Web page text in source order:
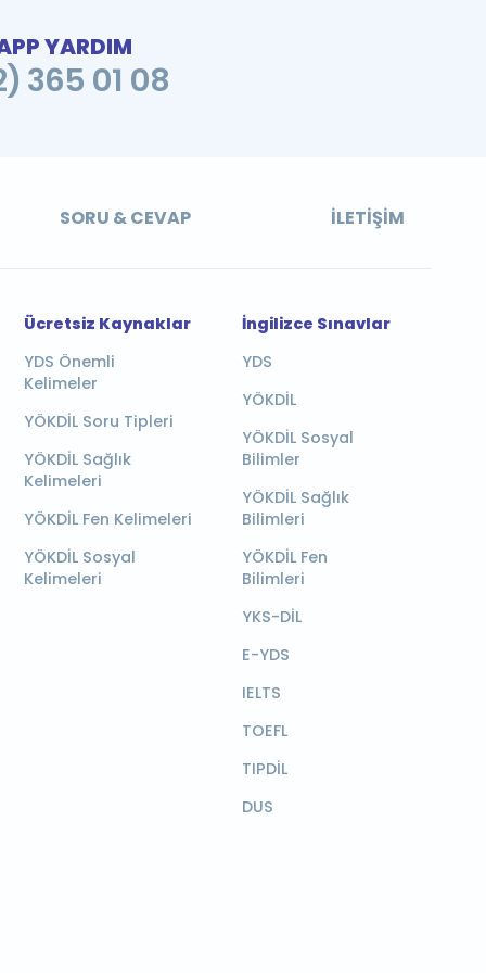
YARDIM
365 01 08
SORU & CEVAP İLETIŞIM
Ücretsiz Kaynaklar
YDS Önemli
Kelimeler
YÖKDİL Soru Tipleri
YÖKDİL Sağlık
Kelimeleri
YÖKDİL Fen Kelimeleri
YÖKDİL Sosyal
Kelimeleri
İngilizce Sınavlar
YDS
YÖKDİL
YÖKDİL Sosyal
Bilimler
YÖKDİL Sağlık
Bilimleri
YÖKDİL Fen
Bilimleri
YKS-DİL
E-YDS
IELTS
TOEFL
TIPDİL
DUS